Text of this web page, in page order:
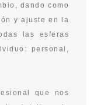
dando como
y ajuste en la
las esferas
personal,
que nos